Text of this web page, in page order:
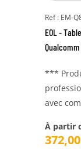
Ref : EM-
EOL -
Qualcomm
***
avec
À partir
372,00